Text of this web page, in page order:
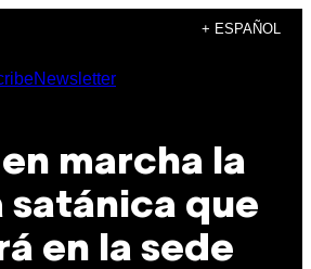
+ ESPAÑOL
Newsletter
marcha la
satánica que
en la sede